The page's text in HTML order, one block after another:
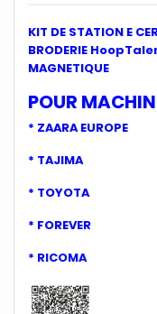
KIT DE STATION E
BRODERIE
MAGNETIQUE
POUR
* ZAARA EUROPE
* TAJIMA
* TOYOTA
* FOREVER
* RICOMA